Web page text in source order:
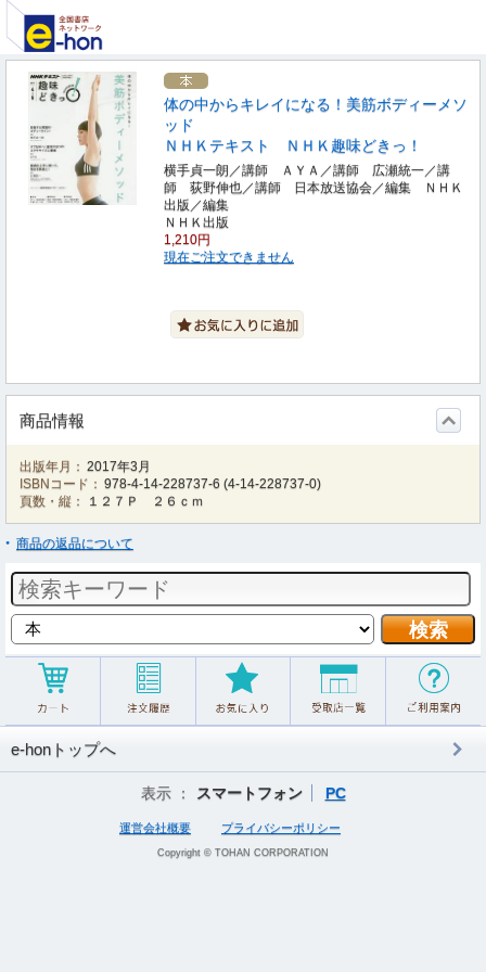
体の中からキレイになる！美筋ボディーメソ
ッド
ＮＨＫテキスト ＮＨＫ趣味どきっ！
横手貞一朗／講師 ＡＹＡ／講師 広瀬統一／講
師 荻野伸也／講師 日本放送協会／編集 ＮＨＫ
出版／編集
ＮＨＫ出版
1,210円
現在ご注文できません
商品情報
出版年月： 2017年3月
ISBNコード： 978-4-14-228737-6 (4-14-228737-0)
頁数・縦：
１２７Ｐ ２６ｃｍ
商品の返品について
e-honトップへ
表示 ： スマートフォン PC
運営会社概要 プライバシーポリシー
Copyright © TOHAN CORPORATION